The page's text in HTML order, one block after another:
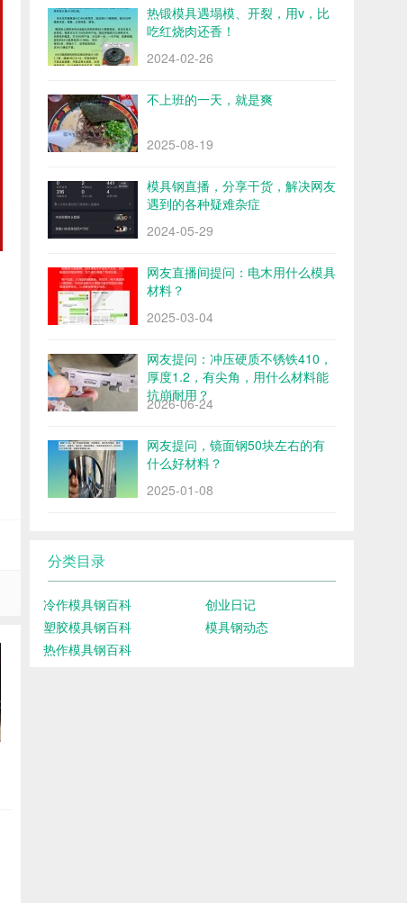
热锻模具遇塌模、开裂，用v，比
吃红烧肉还香！
2024-02-26
不上班的一天，就是爽
2025-08-19
模具钢直播，分享干货，解决网友
遇到的各种疑难杂症
2024-05-29
网友直播间提问：电木用什么模具
材料？
2025-03-04
网友提问：冲压硬质不锈铁410，
厚度1.2，有尖角，用什么材料能
抗崩耐用？
2026-06-24
网友提问，镜面钢50块左右的有
什么好材料？
2025-01-08
分类目录
冷作模具钢百科
创业日记
塑胶模具钢百科
模具钢动态
热作模具钢百科